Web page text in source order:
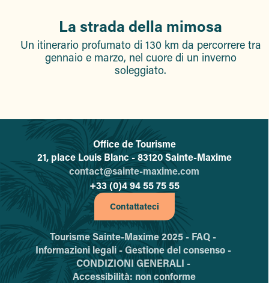
La strada della mimosa
Un itinerario profumato di 130 km da percorrere tra
gennaio e marzo, nel cuore di un inverno
soleggiato.
L'office de tourisme de Sainte-
Office de Tourisme
21, place Louis Blanc - 83120 Sainte-Maxime
contact@sainte-maxime.com
+33 (0)4 94 55 75 55
Contattateci
Tourisme Sainte-Maxime 2025 - FAQ -
Informazioni legali -Gestione del consenso -
CONDIZIONI GENERALI -
Accessibilità: non conforme